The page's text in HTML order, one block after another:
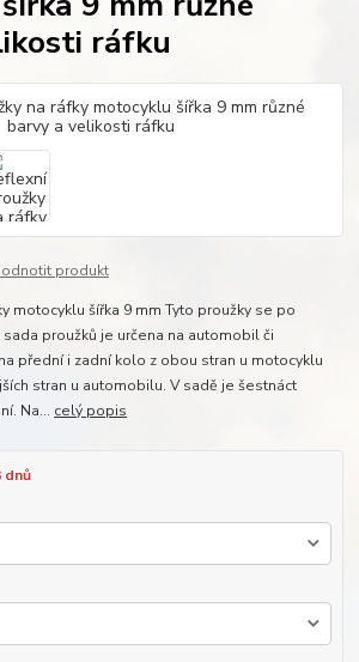
ráfku
produkt
motocyklu šířka 9 mm Tyto proužky se po
proužků je určena na automobil či
přední i zadní kolo z obou stran u motocyklu
stran u automobilu. V sadě je šestnáct
Na... celý popis
dnů